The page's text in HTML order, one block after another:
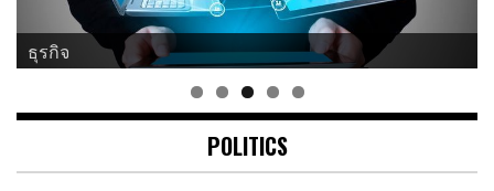
ธุรกิจ
POLITICS